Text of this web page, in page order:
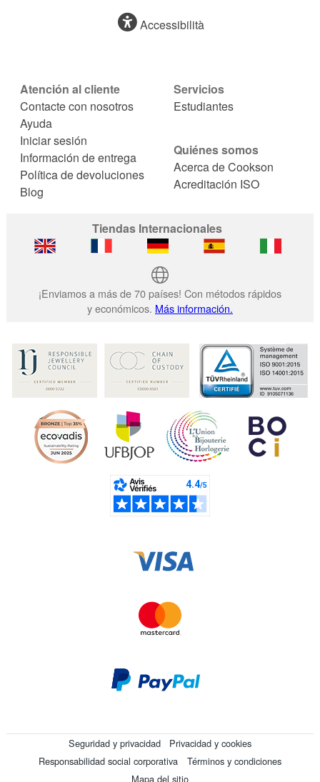
Accessibilità
Atención al cliente
Contacte con nosotros
Ayuda
Iniciar sesión
Información de entrega
Política de devoluciones
Blog
Servicios
Estudiantes
Quiénes somos
Acerca de Cookson
Acreditación ISO
Tiendas Internacionales
¡Enviamos a más de 70 países! Con métodos rápidos
y económicos. Más información.
Seguridad y privacidad
Privacidad y cookies
Responsabilidad social corporativa
Términos y condiciones
Mapa del sitio